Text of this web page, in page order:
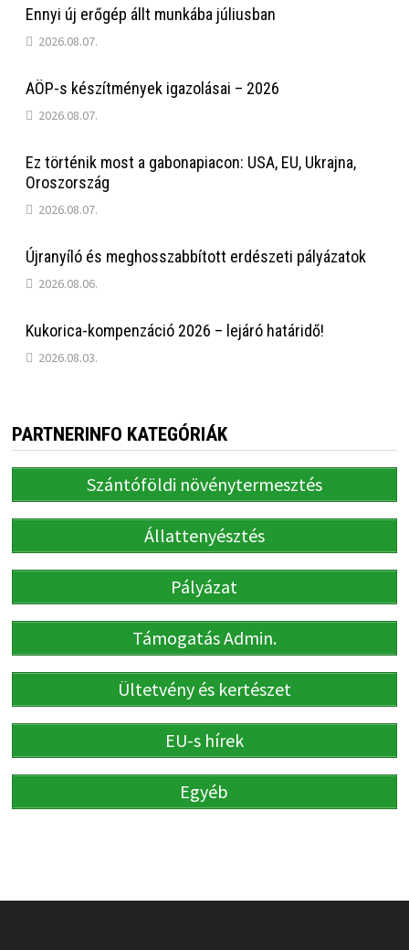
Ennyi új erőgép állt munkába júliusban
2026.08.07.
AÖP-s készítmények igazolásai – 2026
2026.08.07.
Ez történik most a gabonapiacon: USA, EU, Ukrajna,
Oroszország
2026.08.07.
Újranyíló és meghosszabbított erdészeti pályázatok
2026.08.06.
Kukorica-kompenzáció 2026 – lejáró határidő!
2026.08.03.
PARTNERINFO KATEGÓRIÁK
Szántóföldi növénytermesztés
Állattenyésztés
Pályázat
Támogatás Admin.
Ültetvény és kertészet
EU-s hírek
Egyéb